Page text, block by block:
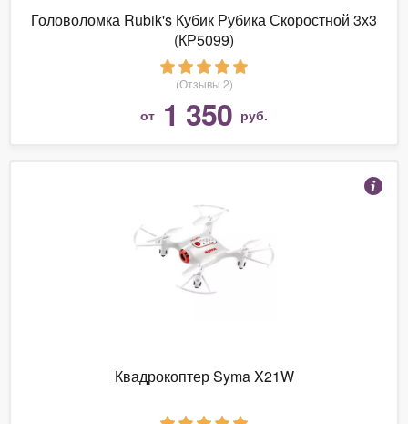
Головоломка Rubik's Кубик Рубика Скоростной 3х3
(КР5099)
(Отзывы 2)
от 1 350 руб.
Квадрокоптер Syma X21W